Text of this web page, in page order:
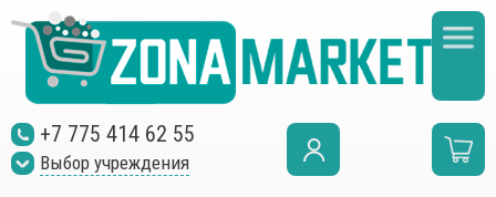
+7 775 414 62 55
Выбор учреждения